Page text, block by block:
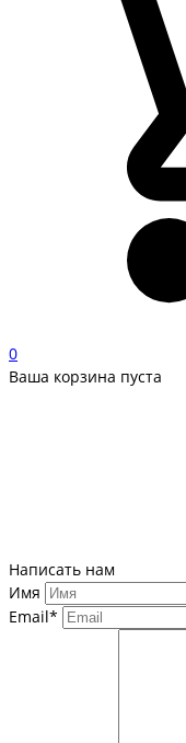
0
Ваша корзина пуста
Написать нам
Имя
Email*